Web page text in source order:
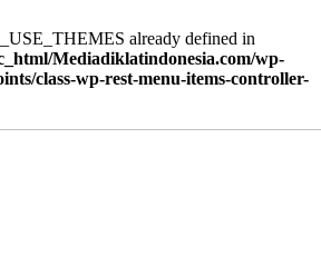
already defined in
Mediadiklatindonesia.com/wp-
class-wp-rest-menu-items-controller-